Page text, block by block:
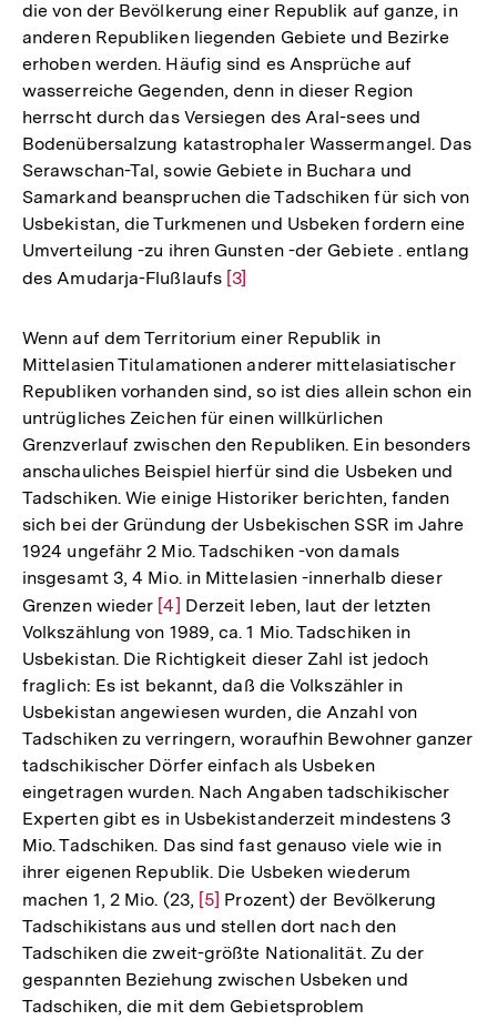
die von der Bevölkerung einer Republik auf ganze, in
anderen Republiken liegenden Gebiete und Bezirke
erhoben werden. Häufig sind es Ansprüche auf
wasserreiche Gegenden, denn in dieser Region
herrscht durch das Versiegen des Aral-sees und
Bodenübersalzung katastrophaler Wassermangel. Das
Serawschan-Tal, sowie Gebiete in Buchara und
Samarkand beanspruchen die Tadschiken für sich von
Usbekistan, die Turkmenen und Usbeken fordern eine
Umverteilung -zu ihren Gunsten -der Gebiete . entlang
des Amudarja-Flußlaufs Zur
der
Fußnote
[3]
Wenn auf dem Territorium einer Republik in
Mittelasien Titulamationen anderer mittelasiatischer
Republiken vorhanden sind, so ist dies allein schon ein
untrügliches Zeichen für einen willkürlichen
Grenzverlauf zwischen den Republiken. Ein besonders
anschauliches Beispiel hierfür sind die Usbeken und
Tadschiken. Wie einige Historiker berichten, fanden
sich bei der Gründung der Usbekischen SSR im Jahre
1924 ungefähr 2 Mio. Tadschiken -von damals
insgesamt 3, 4 Mio. in Mittelasien -innerhalb dieser
Grenzen wieder Zur
Auflösung
der
Fußnote
[4] Derzeit leben, laut der letzten
Volkszählung von 1989, ca. 1 Mio. Tadschiken in
Usbekistan. Die Richtigkeit dieser Zahl ist jedoch
fraglich: Es ist bekannt, daß die Volkszähler in
Usbekistan angewiesen wurden, die Anzahl von
Tadschiken zu verringern, woraufhin Bewohner ganzer
tadschikischer Dörfer einfach als Usbeken
eingetragen wurden. Nach Angaben tadschikischer
Experten gibt es in Usbekistanderzeit mindestens 3
Mio. Tadschiken. Das sind fast genauso viele wie in
ihrer eigenen Republik. Die Usbeken wiederum
machen 1, 2 Mio. (23, Zur
Auflösung
der
Fußnote
[5] Prozent) der Bevölkerung
Tadschikistans aus und stellen dort nach den
Tadschiken die zweit-größte Nationalität. Zu der
gespannten Beziehung zwischen Usbeken und
Tadschiken, die mit dem Gebietsproblem